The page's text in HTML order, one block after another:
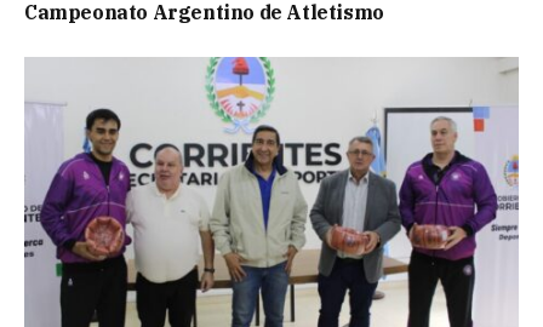
Campeonato Argentino de Atletismo